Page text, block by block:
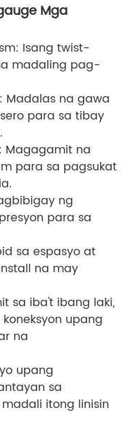
Mga
Isang twist-
madaling pag-
Madalas na gawa
para sa tibay
Magagamit na
para sa pagsukat
ng
para sa
sa espasyo at
na may
sa iba't ibang laki,
upang
na
upang
sa
itong linisin